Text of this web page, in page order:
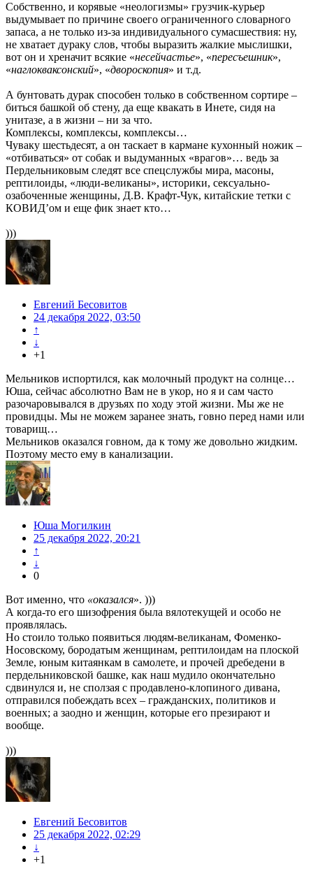
Собственно, и корявые «неологизмы» грузчик-курьер
выдумывает по причине своего ограниченного словарного
запаса, а не только из-за индивидуального сумасшествия: ну,
не хватает дураку слов, чтобы выразить жалкие мыслишки,
вот он и хреначит всякие «несейчастье», «пересъешник»,
«наглокваксонский», «двороскопия» и т.д.
А бунтовать дурак способен только в собственном сортире –
биться башкой об стену, да еще квакать в Инете, сидя на
унитазе, а в жизни – ни за что.
Комплексы, комплексы, комплексы…
Чуваку шестьдесят, а он таскает в кармане кухонный ножик –
«отбиваться» от собак и выдуманных «врагов»… ведь за
Пердельниковым следят все спецслужбы мира, масоны,
рептилоиды, «люди-великаны», историки, сексуально-
озабоченные женщины, Д.В. Крафт-Чук, китайские тетки с
КОВИД’ом и еще фик знает кто…
)))
Евгений Бесовитов
24 декабря 2022, 03:50
↑
↓
+1
Мельников испортился, как молочный продукт на солнце…
Юша, сейчас абсолютно Вам не в укор, но я и сам часто
разочаровывался в друзьях по ходу этой жизни. Мы же не
провидцы. Мы не можем заранее знать, говно перед нами или
товарищ…
Мельников оказался говном, да к тому же довольно жидким.
Поэтому место ему в канализации.
Юша Могилкин
25 декабря 2022, 20:21
↑
↓
0
Вот именно, что «оказался». )))
А когда-то его шизофрения была вялотекущей и особо не
проявлялась.
Но стоило только появиться людям-великанам, Фоменко-
Носовскому, бородатым женщинам, рептилоидам на плоской
Земле, юным китаянкам в самолете, и прочей дребедени в
пердельниковской башке, как наш мудило окончательно
сдвинулся и, не сползая с продавлено-клопиного дивана,
отправился побеждать всех – гражданских, политиков и
военных; а заодно и женщин, которые его презирают и
вообще.
)))
Евгений Бесовитов
25 декабря 2022, 02:29
↓
+1